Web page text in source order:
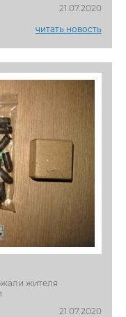
21.07.2020
читать новость
жителя
21.07.2020